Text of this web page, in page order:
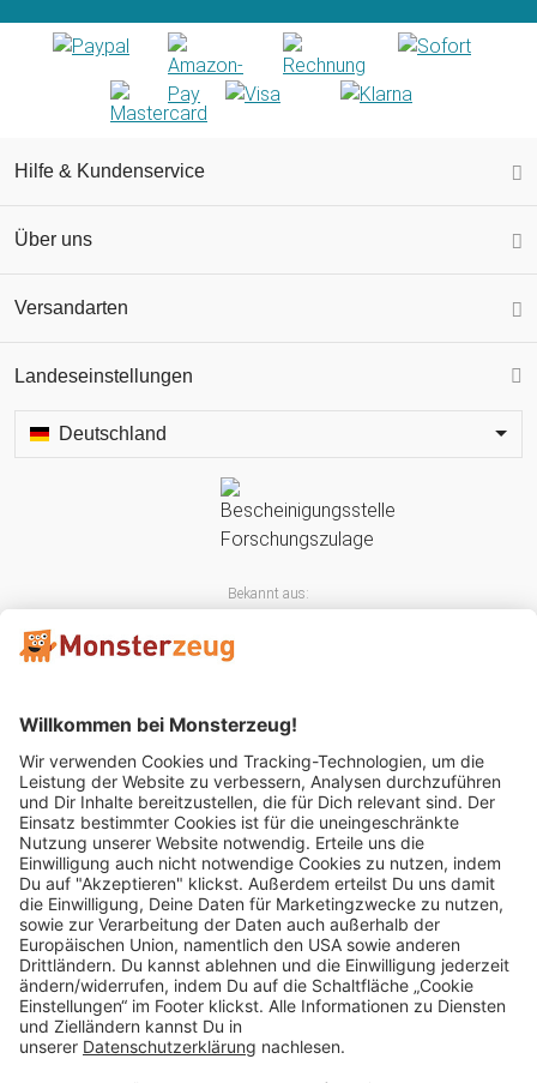
Hilfe & Kundenservice
Über uns
Versandarten
Landeseinstellungen
Deutschland
Bekannt aus:
Mitglied im:
Impressum AGB Widerrufsbelehrung